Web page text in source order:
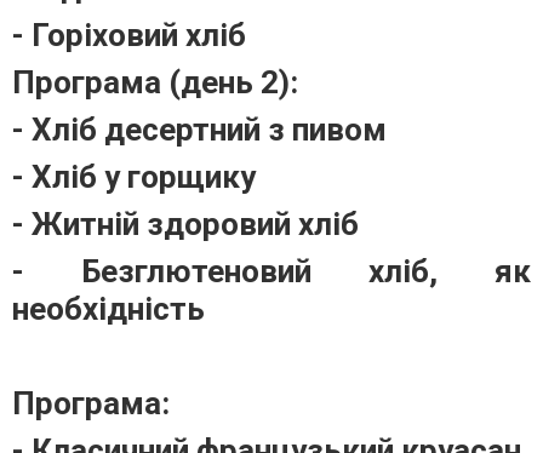
- Горіховий хліб
Програма (день 2):
- Хліб десертний з пивом
- Хліб у горщику
- Житній здоровий хліб
- Безглютеновий хліб, як
необхідність
Програма: